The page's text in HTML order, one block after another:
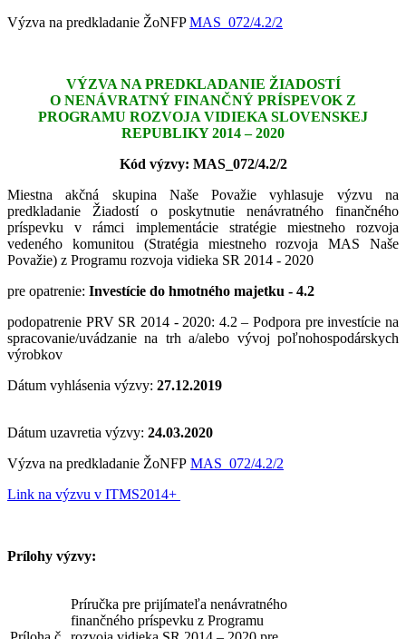
Výzva na predkladanie ŽoNFPMAS_072/4.2/2
VÝZVA NA PREDKLADANIE ŽIADOSTÍ
O NENÁVRATNÝ FINANČNÝ PRÍSPEVOK Z
PROGRAMU ROZVOJA VIDIEKA SLOVENSKEJ
REPUBLIKY 2014 – 2020
Kód výzvy: MAS_072/4.2/2
Miestna akčná skupina Naše Považie vyhlasuje výzvu na
predkladanie Žiadostí o poskytnutie nenávratného finančného
príspevku v rámci implementácie stratégie miestneho rozvoja
vedeného komunitou (Stratégia miestneho rozvoja MAS Naše
Považie) z Programu rozvoja vidieka SR 2014 - 2020
pre opatrenie: Investície do hmotného majetku - 4.2
podopatrenie PRV SR 2014 - 2020: 4.2 – Podpora pre investície na
spracovanie/uvádzanie na trh a/alebo vývoj poľnohospodárskych
výrobkov
Dátum vyhlásenia výzvy:27.12.2019
Dátum uzavretia výzvy: 24.03.2020
Výzva na predkladanie ŽoNFP MAS_072/4.2/2
Link na výzvu v ITMS2014+
Prílohy výzvy:
Príručka pre prijímateľa nenávratného
finančného príspevku z Programu